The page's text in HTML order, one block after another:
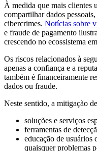
À medida que mais clientes
compartilhar dados
cibercrimes. Notícias sobre
e fraude de pagamento
crescendo no ecossistema
Os riscos relacionados à
apenas a confiança e a
também é financeiramente
dados ou fraude.
Neste sentido, a mitigação
soluções e serviços
ferramentas de
educação de usuários
quaisquer problemas